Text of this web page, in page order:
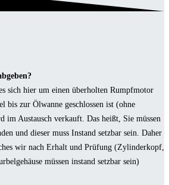
sich hier um einen überholten Rumpfmotor
bis zur Ölwanne geschlossen ist (ohne
Austausch verkauft. Das heißt, Sie müssen
und dieser muss Instand setzbar sein. Daher
wir nach Erhalt und Prüfung (Zylinderkopf,
müssen instand setzbar sein)